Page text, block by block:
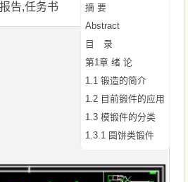
摘 要
Abstract
目 录
第1章 绪 论
1.1 锻造的简介
1.2 目前锻件的应用
1.3 模锻件的分类
1.3.1 圆饼类锻件
告,任务书